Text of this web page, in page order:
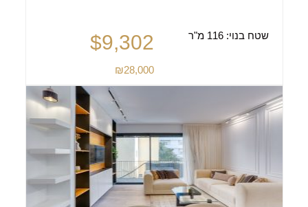
שטח בנוי:116 מ"ר $9,302
₪28,000